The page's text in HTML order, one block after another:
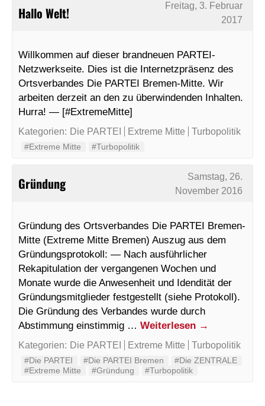
Hallo Welt!
Freitag, 3. Februar
2017
Willkommen auf dieser brandneuen PARTEI-
Netzwerkseite. Dies ist die Internetzpräsenz des
Ortsverbandes Die PARTEI Bremen-Mitte. Wir
arbeiten derzeit an den zu überwindenden Inhalten.
Hurra! — [#ExtremeMitte]
Kategorien: Die PARTEI Extreme Mitte Turbopolitik
#Extreme Mitte #Turbopolitik
Gründung
Samstag, 26.
November 2016
Gründung des Ortsverbandes Die PARTEI Bremen-
Mitte (Extreme Mitte Bremen) Auszug aus dem
Gründungsprotokoll: — Nach ausführlicher
Rekapitulation der vergangenen Wochen und
Monate wurde die Anwesenheit und Idendität der
Gründungsmitglieder festgestellt (siehe Protokoll).
Die Gründung des Verbandes wurde durch
Abstimmung einstimmig … Weiterlesen →
Kategorien: Die PARTEI Extreme Mitte Turbopolitik
#Die PARTEI #Die PARTEI Bremen
#Die ZENTRALE
#Extreme Mitte
#Gründung #Turbopolitik